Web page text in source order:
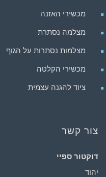
מכשירי האזנה
מצלמה נסתרת
מצלמות נסתרות על הגוף
מכשירי הקלטה
ציוד להגנה עצמית
צור קשר
דוקטור ספיי
יהוד